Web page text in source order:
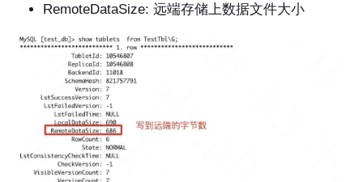
RemoteDataSize: 远端存储上数据文件大小